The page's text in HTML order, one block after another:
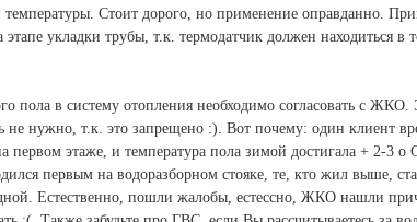
Стоит дорого, но применение оправданно.
этапе укладки трубы, т.к. термодатчик должен находиться в
пола в систему отопления необходимо согласовать с
не нужно, т.к. это запрещено :). Вот почему: один клиент
этаже, и температура пола зимой достигала + 2-3 о
первым на водоразборном стояке, те, кто жил выше,
Естественно, пошли жалобы, естессно, ЖКО нашли